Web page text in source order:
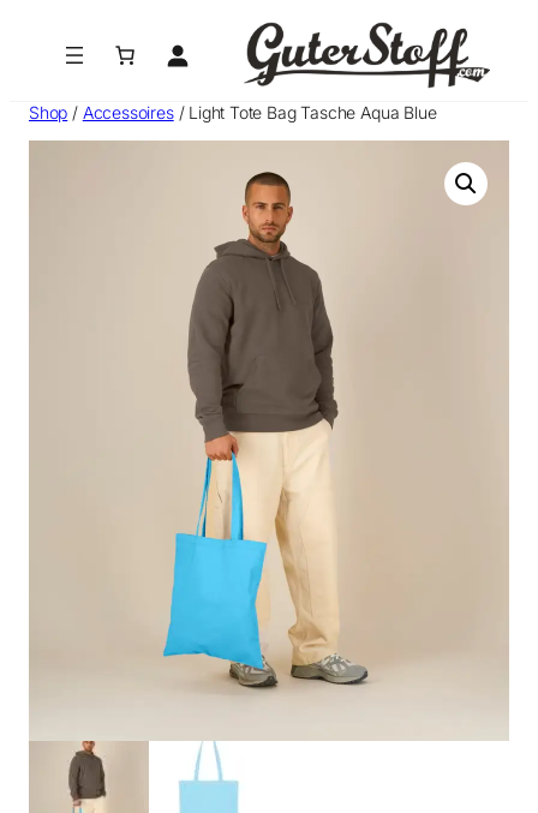
Shop / Accessoires/ Light Tote Bag Tasche Aqua Blue